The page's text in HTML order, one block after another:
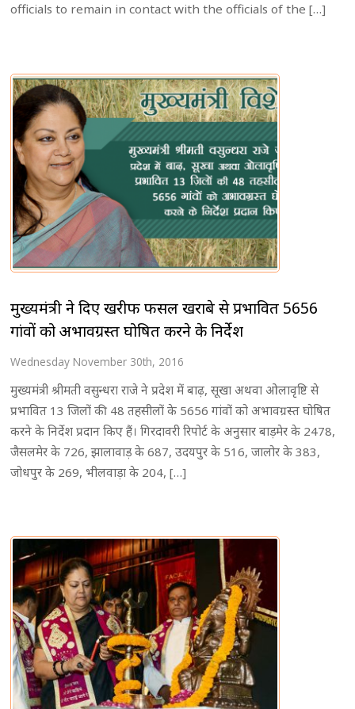
officials to remain in contact with the officials of the […]
मुख्यमंत्री ने दिए खरीफ फसल खराबे से प्रभावित 5656
गांवों को अभावग्रस्त घोषित करने के निर्देश
Wednesday November 30th, 2016
मुख्यमंत्री श्रीमती वसुन्धरा राजे ने प्रदेश में बाढ़, सूखा अथवा ओलावृष्टि से
प्रभावित 13 जिलों की 48 तहसीलों के 5656 गांवों को अभावग्रस्त घोषित
करने के निर्देश प्रदान किए हैं। गिरदावरी रिपोर्ट के अनुसार बाड़मेर के 2478,
जैसलमेर के 726, झालावाड़ के 687, उदयपुर के 516, जालोर के 383,
जोधपुर के 269, भीलवाड़ा के 204, […]